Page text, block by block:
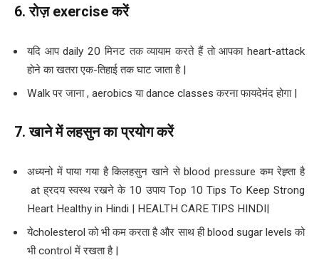
6.रोज़ exerciseकरें
यदि आप daily 20 मिनट तक व्यायाम करते हैं तो आपका heart-attack
होने का खतरा एक-तिहाई तक घाट जाता है |
Walk पर जाना , aerobics या dance classes करना फायदेमंद होगा |
7.खाने में लहसुन का प्रयोग करें
अध्यनो में पाया गया है किलहसुन खाने से blood pressure कम रेह्र्ता है
at ह्रदय स्वस्थ रखने के 10 उपाय Top 10 Tips To Keep Strong
Heart Healthy in Hindi | HEALTH CARE TIPS HINDI|
येcholesterol को भी कम करता है और साथ ही blood sugar levels को
भी control में रखता है |